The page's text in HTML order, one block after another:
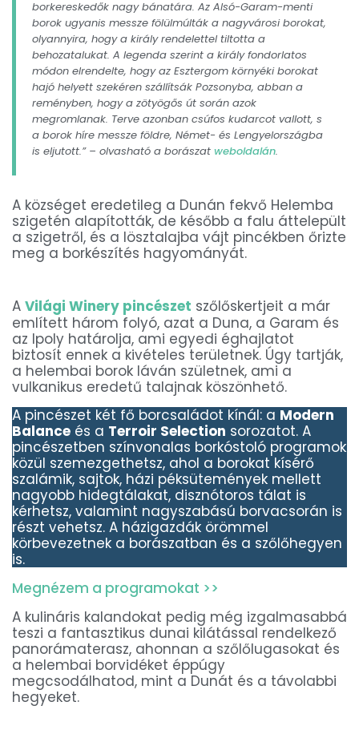
borkereskedők nagy bánatára. Az Alsó-Garam-menti
borok ugyanis messze fölülmúlták a nagyvárosi borokat,
olyannyira, hogy a király rendelettel tiltotta a
behozatalukat. A legenda szerint a király fondorlatos
módon elrendelte, hogy az Esztergom környéki borokat
hajó helyett szekéren szállítsák Pozsonyba, abban a
reményben, hogy a zötyögős út során azok
megromlanak. Terve azonban csúfos kudarcot vallott, s
a borok híre messze földre, Német- és Lengyelországba
is eljutott.” – olvasható a borászat weboldalán.
A községet eredetileg a Dunán fekvő Helemba
szigetén alapították, de később a falu áttelepült
a szigetről, és a lösztalajba vájt pincékben őrizte
meg a borkészítés hagyományát.
A Világi Winery pincészet szőlőskertjeit a már
említett három folyó, azat a Duna, a Garam és
az Ipoly határolja, ami egyedi éghajlatot
biztosít ennek a kivételes területnek. Úgy tartják,
a helembai borok láván születnek, ami a
vulkanikus eredetű talajnak köszönhető.
A pincészet két fő borcsaládot kínál: a Modern
Balance és a Terroir Selection sorozatot. A
pincészetben színvonalas borkóstoló programok
közül szemezgethetsz, ahol a borokat kísérő
szalámik, sajtok, házi péksütemények mellett
nagyobb hidegtálakat, disznótoros tálat is
kérhetsz, valamint nagyszabású borvacsorán is
részt vehetsz. A házigazdák örömmel
körbevezetnek a borászatban és a szőlőhegyen
is.
Megnézem a programokat >>
A kulináris kalandokat pedig még izgalmasabbá
teszi a fantasztikus dunai kilátással rendelkező
panorámaterasz, ahonnan a szőlőlugasokat és
a helembai borvidéket éppúgy
megcsodálhatod, mint a Dunát és a távolabbi
hegyeket.